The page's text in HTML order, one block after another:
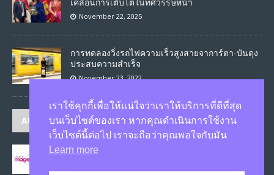
November 22, 2025
การทดลองวิ่งรถไฟความเร็วสูงสายจาการ์ตา-บันดุง
ประสบความสำเร็จ
November 23, 2022
AUTHORS
JASON
เราใช้คุกกี้เพื่อให้แน่ใจว่าเราให้บริการที่ดีที่สุด
บนเว็บไซต์ของเรา หากคุณดำเนินการใช้งาน
เว็บไซต์นี้ต่อไป เราจะถือว่าคุณพอใจกับมัน
Learn more